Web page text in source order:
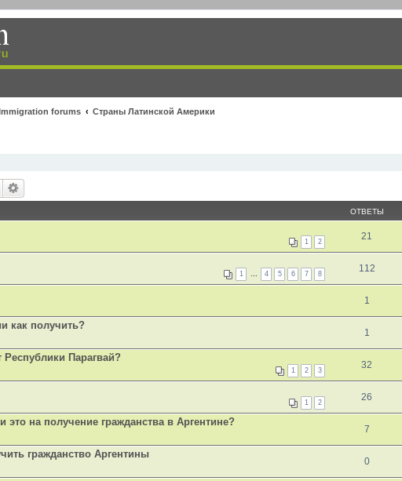
forums Страны Латинской Америки
ОТВЕТЫ
1 2 21
1 … 4 5 6 7 8 112
1
как получить?
1
Республики Парагвай?
1 2 3 32
1 2 26
на получение гражданства в Аргентине?
7
гражданство Аргентины
0